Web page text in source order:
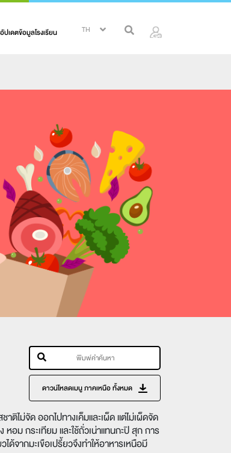
อัปเดตข้อมูลโรงเรียน
ดาวน์โหลดเมนู ภาคเหนือ ทั้งหมด
ไม่จัด ออกไปทางเค็มและเผ็ด แต่ไม่เผ็ดจัด
ม กระเทียม และใช้ถั่วเน่าแทนกะปิ สุก การ
ได้จากมะเขือเปรี้ยวจึงทำให้อาหารเหนือมี